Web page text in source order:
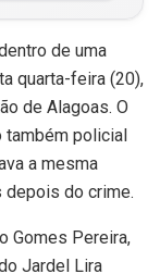
de uma
quarta-feira (20),
de Alagoas. O
também policial
a mesma
depois do crime.
Gomes Pereira,
Jardel Lira